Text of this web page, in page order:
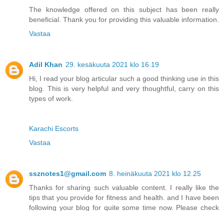
The knowledge offered on this subject has been really
beneficial. Thank you for providing this valuable information.
Vastaa
Adil Khan 29. kesäkuuta 2021 klo 16.19
Hi, I read your blog articular such a good thinking use in this
blog. This is very helpful and very thoughtful, carry on this
types of work.
Karachi Escorts
Vastaa
ssznotes1@gmail.com 8. heinäkuuta 2021 klo 12.25
Thanks for sharing such valuable content. I really like the
tips that you provide for fitness and health. and I have been
following your blog for quite some time now. Please check